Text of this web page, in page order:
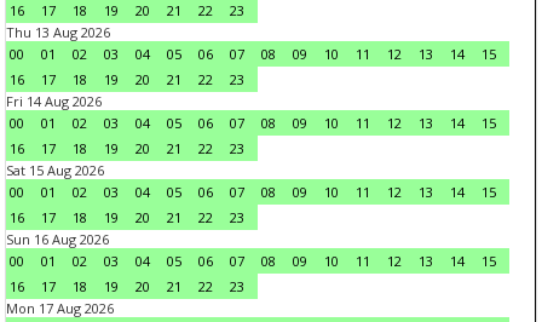
16
17 18 19 20 21 22
23
Thu 13 Aug 2026
00
01 02 03 04 05 06 07 08 09 10 11 12 13 14
15
16
17 18 19 20 21 22
23
Fri 14 Aug 2026
00
01 02 03 04 05 06 07 08 09 10 11 12 13 14
15
16
17 18 19 20 21 22
23
Sat 15 Aug 2026
00
01 02 03 04 05 06 07 08 09 10 11 12 13 14
15
16
17 18 19 20 21 22
23
Sun 16 Aug 2026
00
01 02 03 04 05 06 07 08 09 10 11 12 13 14
15
16
17 18 19 20 21 22
23
Mon 17 Aug 2026